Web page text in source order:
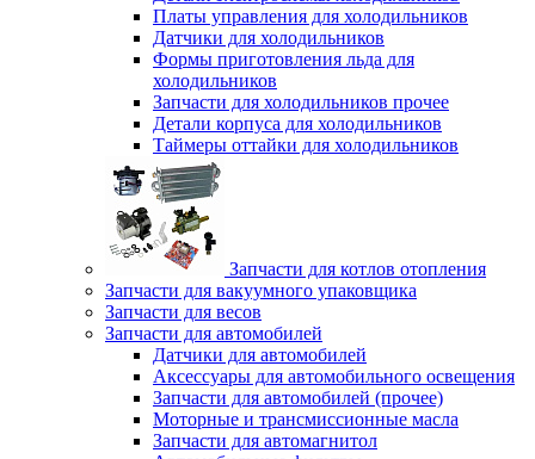
Платы управления для холодильников
Датчики для холодильников
Формы приготовления льда для
холодильников
Запчасти для холодильников прочее
Детали корпуса для холодильников
Таймеры оттайки для холодильников
Запчасти для котлов отопления
Запчасти для вакуумного упаковщика
Запчасти для весов
Запчасти для автомобилей
Датчики для автомобилей
Аксессуары для автомобильного освещения
Запчасти для автомобилей (прочее)
Моторные и трансмиссионные масла
Запчасти для автомагнитол